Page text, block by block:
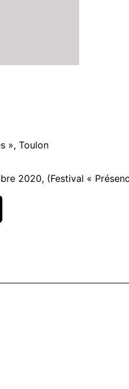
», Toulon
2020, (Festival «